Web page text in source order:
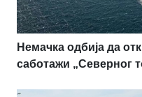
Немачка одбија да
саботажи „Северног